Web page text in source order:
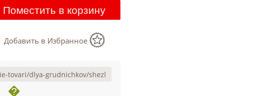
Поместить в корзину
Добавить в Избранное